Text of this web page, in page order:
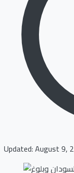
Updated: August 9,